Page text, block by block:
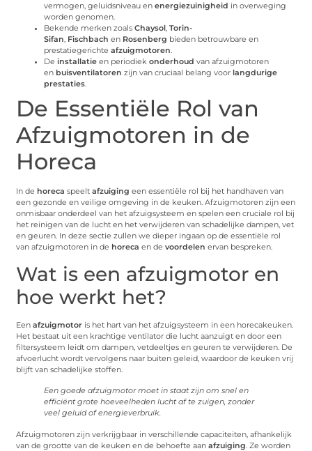
vermogen, geluidsniveau enenergiezuinigheid in overweging
worden genomen.
Bekende merken zoalsChaysol ,Torin-
Sifan Fischbach en Rosenberg bieden betrouwbare en
prestatiegerichteafzuigmotoren
Deinstallatie en periodiekonderhoud van afzuigmotoren
en buisventilatoren zijn van cruciaal belang voor langdurige
prestaties
De Essentiële Rol van
Afzuigmotoren in de
Horeca
In de horeca speeltafzuiging een essentiële rol bij het handhaven van
een gezonde en veilige omgeving in de keuken. Afzuigmotoren zijn een
onmisbaar onderdeel van het afzuigsysteem en spelen een cruciale rol bij
het reinigen van de lucht en het verwijderen van schadelijke dampen, vet
en geuren. In deze sectie zullen we dieper ingaan op de essentiële rol
van afzuigmotoren in de horeca en devoordelen ervan bespreken.
Wat is een afzuigmotor en
hoe werkt het?
Eenafzuigmotor is het hart van het afzuigsysteem in een horecakeuken.
Het bestaat uit een krachtige ventilator die lucht aanzuigt en door een
filtersysteem leidt om dampen, vetdeeltjes en geuren te verwijderen. De
afvoerlucht wordt vervolgens naar buiten geleid, waardoor de keuken vrij
blijft van schadelijke stoffen.
Een goede afzuigmotor moet in staat zijn om snel en
efficiënt grote hoeveelheden lucht af te zuigen, zonder
veel geluid of energieverbruik.
Afzuigmotoren zijn verkrijgbaar in verschillende capaciteiten, afhankelijk
van de grootte van de keuken en de behoefte aanafzuiging. Ze worden